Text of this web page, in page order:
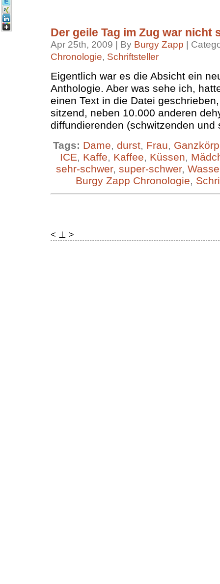
Der geile Tag im Zug war nicht
Apr 25th, 2009 | By Burgy Zapp |
Chronologie, Schriftsteller
Eigentlich war es die Absicht ein
Anthologie. Aber was sehe ich,
einen Text in die Datei
sitzend, neben 10.000 anderen
diffundierenden (schwitzenden und
Tags: Dame durst, Frau
ICE
Kaffe Kaffee Küssen
sehr-schwer, super-schwer,
Burgy Zapp Chronologie
< ⊥ >